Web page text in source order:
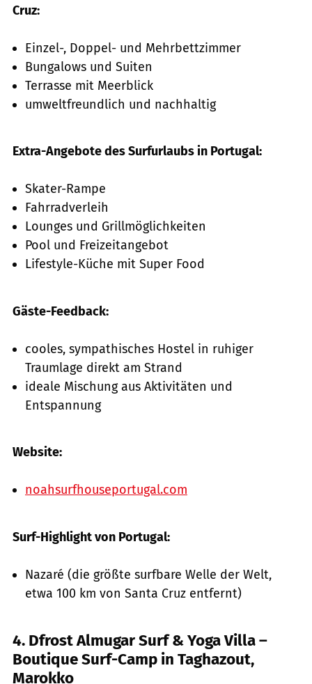
Cruz:
Einzel-, Doppel- und Mehrbettzimmer
Bungalows und Suiten
Terrasse mit Meerblick
umweltfreundlich und nachhaltig
Extra-Angebote des Surfurlaubs in Portugal:
Skater-Rampe
Fahrradverleih
Lounges und Grillmöglichkeiten
Pool und Freizeitangebot
Lifestyle-Küche mit Super Food
Gäste-Feedback:
cooles, sympathisches Hostel in ruhiger
Traumlage direkt am Strand
ideale Mischung aus Aktivitäten und
Entspannung
Website:
noahsurfhouseportugal.com
Surf-Highlight von Portugal:
Nazaré (die größte surfbare Welle der Welt,
etwa 100 km von Santa Cruz entfernt)
4. Dfrost Almugar Surf & Yoga Villa –
Boutique Surf-Camp in Taghazout,
Marokko